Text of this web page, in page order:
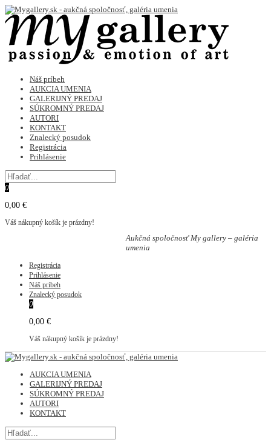
Náš príbeh
AUKCIA UMENIA
GALERIJNÝ PREDAJ
SÚKROMNÝ PREDAJ
AUTORI
KONTAKT
Znalecký posudok
Registrácia
Prihlásenie
0
0,00 €
Váš nákupný košík je prázdny!
Aukčná spoločnosť My gallery – galéria
umenia
Registrácia
Prihlásenie
Náš príbeh
Znalecký posudok
0
0,00 €
Váš nákupný košík je prázdny!
AUKCIA UMENIA
GALERIJNÝ PREDAJ
SÚKROMNÝ PREDAJ
AUTORI
KONTAKT